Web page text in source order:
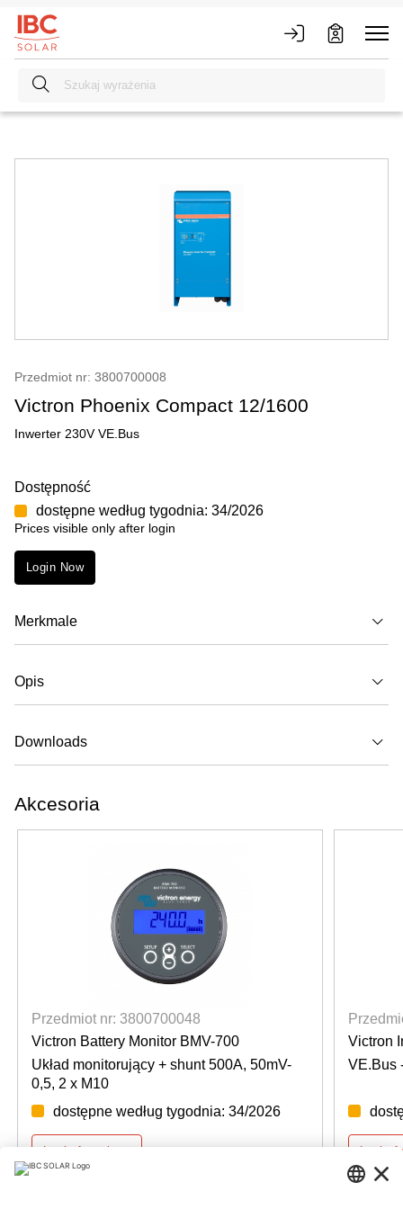
Przedmiot nr: 3800700008
Victron Phoenix Compact 12/1600
Inwerter 230V VE.Bus
Dostępność
dostępne według tygodnia: 34/2026
Prices visible only after login
Login Now
Merkmale
Opis
Downloads
Akcesoria
Przedmiot nr: 3800700048
Victron Battery Monitor BMV-700
Układ monitorujący + shunt 500A, 50mV-
0,5, 2 x M10
dostępne według tygodnia: 34/2026
Login for prices
Victron
VE.Bus
Login